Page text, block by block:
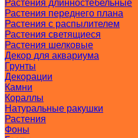
Растения длинностебельные
Растения переднего плана
Растения с распылителем
Растения светящиеся
Растения шелковые
Декор для аквариума
Грунты
Декорации
Камни
Кораллы
Натуральные ракушки
Растения
Фоны